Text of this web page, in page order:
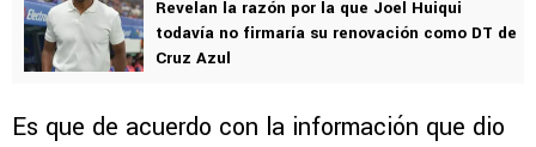
Revelan la razón por la que Joel Huiqui
todavía no firmaría su renovación como DT de
Cruz Azul
Es que de acuerdo con la información que dio